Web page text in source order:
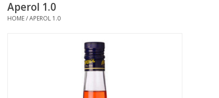
Gin & Tonic
Aperol 1.0
HOME/APEROL 1.0